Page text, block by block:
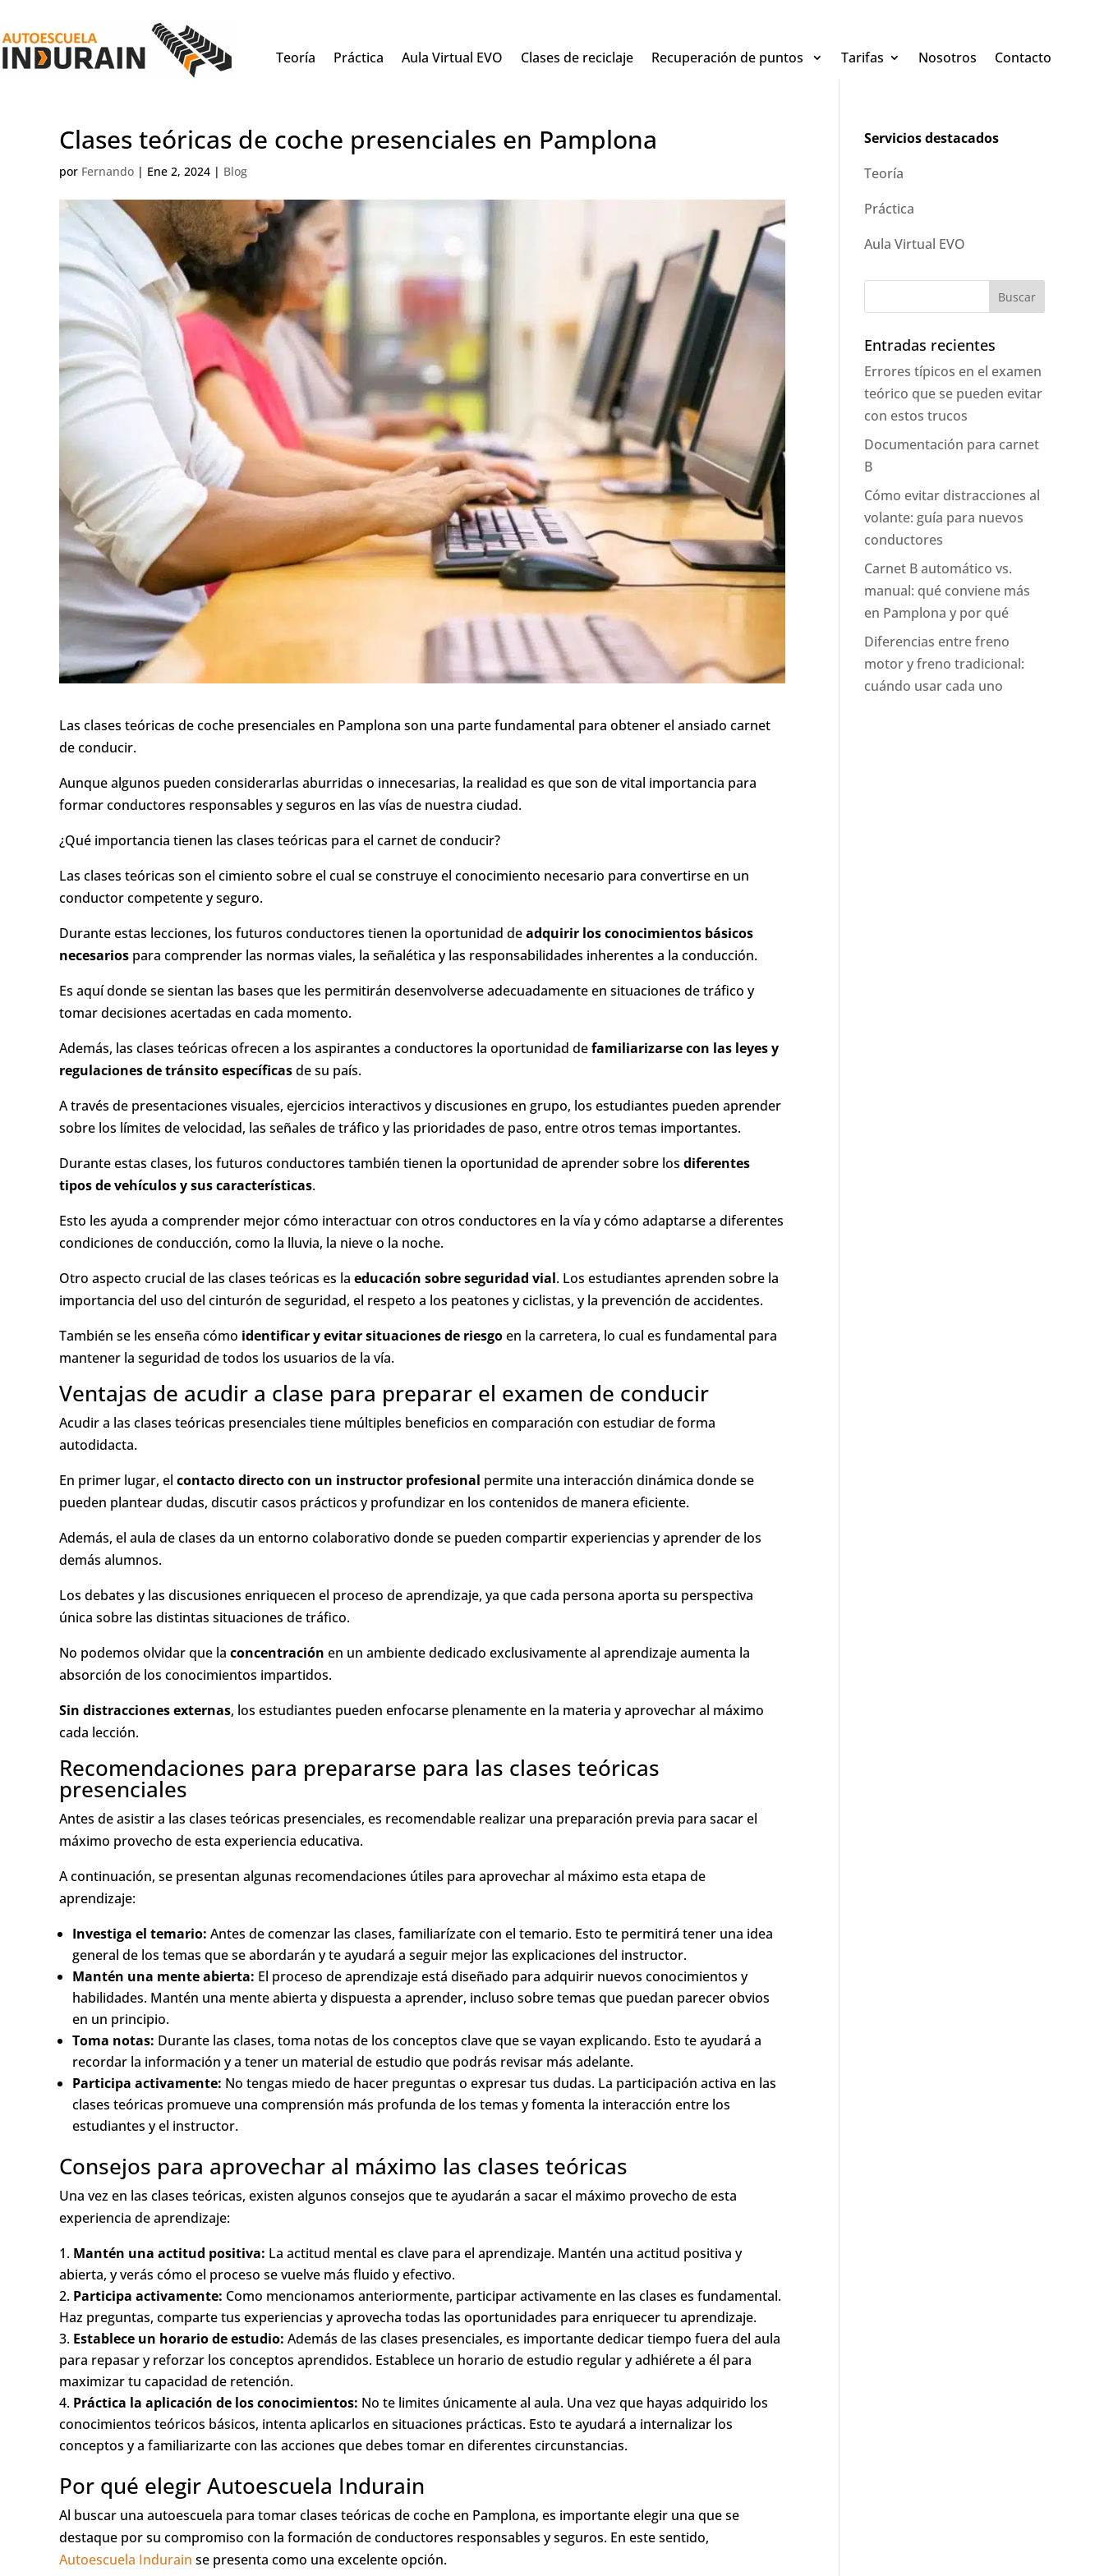
Teoría Práctica Aula Virtual EVO Clases de reciclaje Recuperación de puntos Tarifas Nosotros Contacto
Clases teóricas de coche presenciales en Pamplona
por Fernando | Ene 2, 2024 | Blog
Las clases teóricas de coche presenciales en Pamplona son una parte fundamental para obtener el ansiado carnet
de conducir.
Aunque algunos pueden considerarlas aburridas o innecesarias, la realidad es que son de vital importancia para
formar conductores responsables y seguros en las vías de nuestra ciudad.
¿Qué importancia tienen las clases teóricas para el carnet de conducir?
Las clases teóricas son el cimiento sobre el cual se construye el conocimiento necesario para convertirse en un
conductor competente y seguro.
Durante estas lecciones, los futuros conductores tienen la oportunidad deadquirir los conocimientos básicos
necesarios para comprender las normas viales, la señalética y las responsabilidades inherentes a la conducción.
Es aquí donde se sientan las bases que les permitirán desenvolverse adecuadamente en situaciones de tráfico y
tomar decisiones acertadas en cada momento.
Además, las clases teóricas ofrecen a los aspirantes a conductores la oportunidad defamiliarizarse con las leyes y
regulaciones de tránsito específicasde su país.
A través de presentaciones visuales, ejercicios interactivos y discusiones en grupo, los estudiantes pueden aprender
sobre los límites de velocidad, las señales de tráfico y las prioridades de paso, entre otros temas importantes.
Durante estas clases, los futuros conductores también tienen la oportunidad de aprender sobre los diferentes
tipos de vehículos y sus características.
Esto les ayuda a comprender mejor cómo interactuar con otros conductores en la vía y cómo adaptarse a diferentes
condiciones de conducción, como la lluvia, la nieve o la noche.
Otro aspecto crucial de las clases teóricas es la educación sobre seguridad vial. Los estudiantes aprenden sobre la
importancia del uso del cinturón de seguridad, el respeto a los peatones y ciclistas, y la prevención de accidentes.
También se les enseña cómo identificar y evitar situaciones de riesgoen la carretera, lo cual es fundamental para
mantener la seguridad de todos los usuarios de la vía.
Ventajas de acudir a clase para preparar el examen de conducir
Acudir a las clases teóricas presenciales tiene múltiples beneficios en comparación con estudiar de forma
autodidacta.
En primer lugar, el contacto directo con un instructor profesional permite una interacción dinámica donde se
pueden plantear dudas, discutir casos prácticos y profundizar en los contenidos de manera eficiente.
Además, el aula de clases da un entorno colaborativo donde se pueden compartir experiencias y aprender de los
demás alumnos.
Los debates y las discusiones enriquecen el proceso de aprendizaje, ya que cada persona aporta su perspectiva
única sobre las distintas situaciones de tráfico.
No podemos olvidar que la concentración en un ambiente dedicado exclusivamente al aprendizaje aumenta la
absorción de los conocimientos impartidos.
Sin distracciones externas, los estudiantes pueden enfocarse plenamente en la materia y aprovechar al máximo
cada lección.
Recomendaciones para prepararse para las clases teóricas
presenciales
Antes de asistir a las clases teóricas presenciales, es recomendable realizar una preparación previa para sacar el
máximo provecho de esta experiencia educativa.
A continuación, se presentan algunas recomendaciones útiles para aprovechar al máximo esta etapa de
aprendizaje:
Investiga el temario: Antes de comenzar las clases, familiarízate con el temario. Esto te permitirá tener una idea
general de los temas que se abordarán y te ayudará a seguir mejor las explicaciones del instructor.
Mantén una mente abierta: El proceso de aprendizaje está diseñado para adquirir nuevos conocimientos y
habilidades. Mantén una mente abierta y dispuesta a aprender, incluso sobre temas que puedan parecer obvios
en un principio.
Toma notas: Durante las clases, toma notas de los conceptos clave que se vayan explicando. Esto te ayudará a
recordar la información y a tener un material de estudio que podrás revisar más adelante.
Participa activamente: No tengas miedo de hacer preguntas o expresar tus dudas. La participación activa en las
clases teóricas promueve una comprensión más profunda de los temas y fomenta la interacción entre los
estudiantes y el instructor.
Consejos para aprovechar al máximo las clases teóricas
Una vez en las clases teóricas, existen algunos consejos que te ayudarán a sacar el máximo provecho de esta
experiencia de aprendizaje:
Mantén una actitud positiva: La actitud mental es clave para el aprendizaje. Mantén una actitud positiva y
abierta, y verás cómo el proceso se vuelve más fluido y efectivo.
Participa activamente: Como mencionamos anteriormente, participar activamente en las clases es fundamental.
Haz preguntas, comparte tus experiencias y aprovecha todas las oportunidades para enriquecer tu aprendizaje.
Establece un horario de estudio: Además de las clases presenciales, es importante dedicar tiempo fuera del aula
para repasar y reforzar los conceptos aprendidos. Establece un horario de estudio regular y adhiérete a él para
maximizar tu capacidad de retención.
Práctica la aplicación de los conocimientos: No te limites únicamente al aula. Una vez que hayas adquirido los
conocimientos teóricos básicos, intenta aplicarlos en situaciones prácticas. Esto te ayudará a internalizar los
conceptos y a familiarizarte con las acciones que debes tomar en diferentes circunstancias.
Por qué elegir Autoescuela Indurain
Al buscar una autoescuela para tomar clases teóricas de coche en Pamplona, es importante elegir una que se
destaque por su compromiso con la formación de conductores responsables y seguros. En este sentido,
Autoescuela Indurain se presenta como una excelente opción.
Servicios destacados
Teoría
Práctica
Aula Virtual EVO
Entradas recientes
Errores típicos en el examen
teórico que se pueden evitar
con estos trucos
Documentación para carnet
B
Cómo evitar distracciones al
volante: guía para nuevos
conductores
Carnet B automático vs.
manual: qué conviene más
en Pamplona y por qué
Diferencias entre freno
motor y freno tradicional:
cuándo usar cada uno